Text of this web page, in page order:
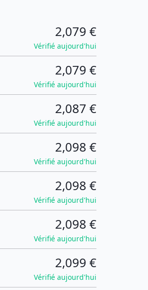
2,079 €
Vérifié aujourd'hui
2,079 €
Vérifié aujourd'hui
2,087 €
Vérifié aujourd'hui
2,098 €
Vérifié aujourd'hui
2,098 €
Vérifié aujourd'hui
2,098 €
Vérifié aujourd'hui
2,099 €
Vérifié aujourd'hui